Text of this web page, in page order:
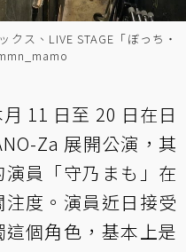
ス、LIVE STAGE「ぼっち・
11 日至 20 日在日
Za 展開公演，其
員「守乃まも」在
度。演員近日接受
個角色，基本上是